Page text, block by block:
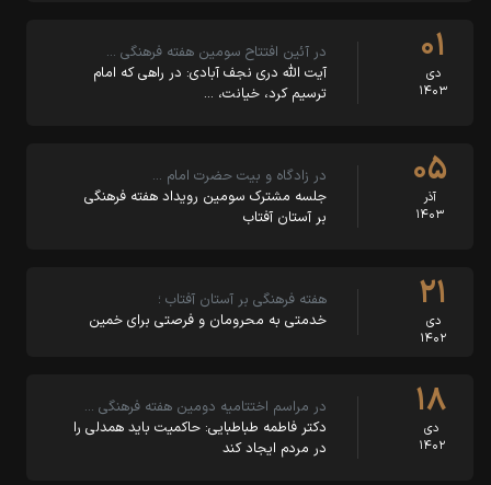
۰۱
دی
۱۴۰۳
در آئین افتتاح سومین هفته فرهنگی …
آیت الله دری نجف آبادی: در راهی که امام
ترسیم کرد، خیانت، …
۰۵
آذر
۱۴۰۳
در زادگاه و بیت حضرت امام …
جلسه مشترک سومین رویداد هفته فرهنگی
بر آستان آفتاب
۲۱
دی
۱۴۰۲
هفته فرهنگی بر آستان آفتاب ؛
خدمتی به محرومان و فرصتی برای خمین
۱۸
دی
۱۴۰۲
در مراسم اختتامیه دومین هفته فرهنگی …
دکتر فاطمه طباطبایی: حاکمیت باید همدلی را
در مردم ایجاد کند